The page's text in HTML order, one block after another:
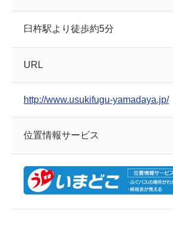
臼杵駅より徒歩約5分
URL
http://www.usukifugu-yamadaya.jp/
位置情報サービス